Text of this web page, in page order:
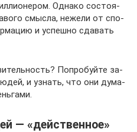
Од­на­ко со­сто­я­
смыс­ла, неже­ли от спо­
и успеш­но сда­вать
По­про­буй­те за­
и узнать, что они ду­ма­
— «действенное»